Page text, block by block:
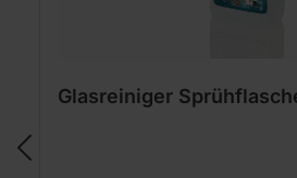
Glasreiniger